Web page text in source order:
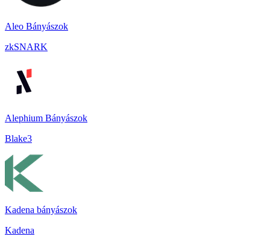
Aleo Bányászok
zkSNARK
Alephium Bányászok
Blake3
Kadena bányászok
Kadena